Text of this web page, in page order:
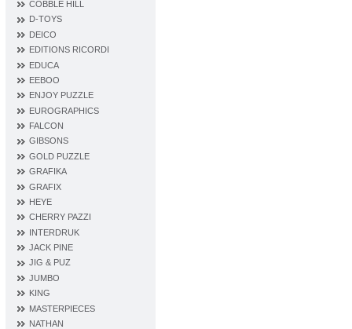
COBBLE HILL
D‐TOYS
DEICO
EDITIONS RICORDI
EDUCA
EEBOO
ENJOY PUZZLE
EUROGRAPHICS
FALCON
GIBSONS
GOLD PUZZLE
GRAFIKA
GRAFIX
HEYE
CHERRY PAZZI
INTERDRUK
JACK PINE
JIG & PUZ
JUMBO
KING
MASTERPIECES
NATHAN